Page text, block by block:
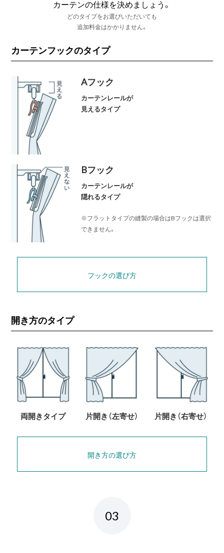
カーテンの仕様を決めましょう。
どのタイプをお選びいただいても
追加料金はかかりません。
カーテンフックのタイプ
Aフック
カーテンレールが
見えるタイプ
Bフック
カーテンレールが
隠れるタイプ
※フラットタイプの縫製の場合はBフックは選択
できません。
フックの選び方
開き方のタイプ
両開きタイプ 片開き（左寄せ） 片開き（右寄せ）
開き方の選び方
03